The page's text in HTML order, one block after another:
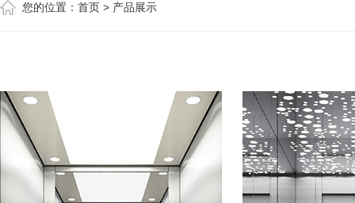
您的位置： 首页 > 产品展示